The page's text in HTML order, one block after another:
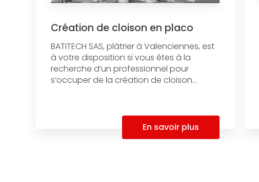
Création de cloison en placo
BATITECH SAS, plâtrier à Valenciennes, est
à votre disposition si vous êtes à la
recherche d’un professionnel pour
s’occuper de la création de cloison...
En savoir plus